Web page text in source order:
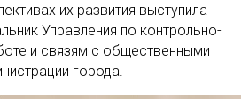
их развития выступила
Управления по контрольно-
и связям с общественными
города.